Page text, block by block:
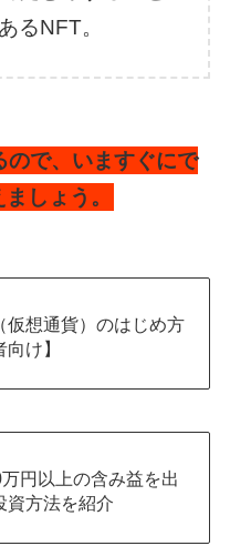
るNFT。
ので、いますぐにで
しょう。
仮想通貨）のはじめ方
向け】
円以上の含み益を出
資方法を紹介